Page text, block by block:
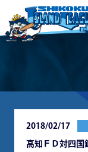
2018/02/17
高知ＦＤ対四国